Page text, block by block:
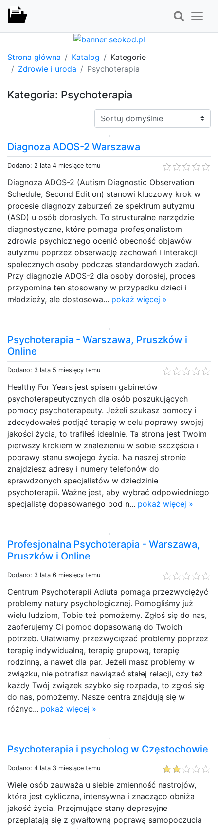
Strona główna Katalog
Kategorie
Zdrowie i uroda
Psychoterapia
Kategoria: Psychoterapia
Sortuj:
Diagnoza ADOS-2 Warszawa
Dodano: 2 lata 4 miesiące temu
Diagnoza ADOS-2 (Autism Diagnostic Observation
Schedule, Second Edition) stanowi kluczowy krok w
procesie diagnozy zaburzeń ze spektrum autyzmu
(ASD) u osób dorosłych. To strukturalne narzędzie
diagnostyczne, które pomaga profesjonalistom
zdrowia psychicznego ocenić obecność objawów
autyzmu poprzez obserwację zachowań i interakcji
społecznych osoby podczas standardowych zadań.
Przy diagnozie ADOS-2 dla osoby dorosłej, proces
przypomina ten stosowany w przypadku dzieci i
młodzieży, ale dostosowa... pokaż więcej »
Psychoterapia - Warszawa, Pruszków i
Online
Dodano: 3 lata 5 miesięcy temu
Healthy For Years jest spisem gabinetów
psychoterapeutycznych dla osób poszukujących
pomocy psychoterapeuty. Jeżeli szukasz pomocy i
zdecydowałeś podjąć terapię w celu poprawy swojej
jakości życia, to trafiłeś idealnie. Ta strona jest Twoim
pierwszy krokiem w znalezieniu w sobie szczęścia i
poprawy stanu swojego życia. Na naszej stronie
znajdziesz adresy i numery telefonów do
sprawdzonych specjalistów w dziedzinie
psychoterapii. Ważne jest, aby wybrać odpowiedniego
specjalistę dopasowanego pod n... pokaż więcej »
Profesjonalna Psychoterapia - Warszawa,
Pruszków i Online
Dodano: 3 lata 6 miesięcy temu
Centrum Psychoterapii Adiuta pomaga przezwyciężyć
problemy natury psychologicznej. Pomogliśmy już
wielu ludziom, Tobie też pomożemy. Zgłoś się do nas,
zaoferujemy Ci pomoc dopasowaną do Twoich
potrzeb. Ułatwiamy przezwyciężać problemy poprzez
terapię indywidualną, terapię grupową, terapię
rodzinną, a nawet dla par. Jeżeli masz problemy w
związku, nie potrafisz nawiązać stałej relacji, czy też
każdy Twój związek szybko się rozpada, to zgłoś się
do nas, pomożemy. Nasze centra znajdują się w
różnyc... pokaż więcej »
Psychoterapia i psycholog w Częstochowie
Dodano: 4 lata 3 miesiące temu
Wiele osób zauważa u siebie zmienność nastrojów,
która jest cykliczna, intensywna i znacząco obniża
jakość życia. Przejmujące stany depresyjne
przeplatają się z gwałtowną poprawą samopoczucia